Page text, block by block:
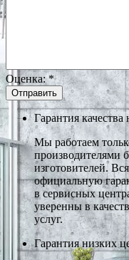
Оценка:*
Гарантия качества
Мы работаем
производителями
изготовителей.
официальную
в сервисных
уверенны в
услуг.
Гарантия низких